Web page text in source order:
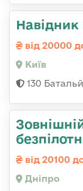
від 20000
Київ
130
від 20100
Дніпро